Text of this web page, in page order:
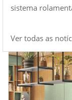
sistema
Ver todas as